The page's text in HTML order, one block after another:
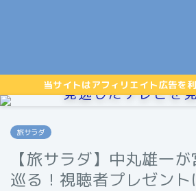
当サイトはアフィリエイト広告を
見逃したテレビを
旅サラダ
【旅サラダ】中丸雄一
巡る！視聴者プレゼント